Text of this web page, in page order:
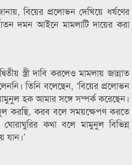
বিয়ের প্রলোভন দেখিয়ে ধর্ষণের
দমন আইনে মামলাটি দায়ের করা
স্ত্রী দাবি করলেও মামলায় জান্নাত
তিনি বলেছেন, ‘বিয়ের প্রলোভন
হক আমার সঙ্গে সম্পর্ক করেছেন।
করছি, করব বলে সময়ক্ষেপণ করতে
কথা বলে মামুনুল বিভিন্ন
যান।’